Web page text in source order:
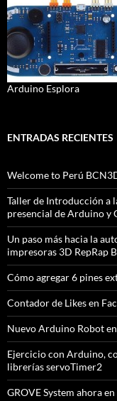
Arduino Esplora
ENTRADAS RECIENTES
Welcome to Perú
Taller de Introducción a
presencial de Arduino y
Un paso más hacia la
impresoras 3D RepRap
Cómo agregar 6 pines
Contador de Likes en
Nuevo Arduino Robot
Ejercicio con Arduino,
librerías servoTimer2
GROVE System ahora